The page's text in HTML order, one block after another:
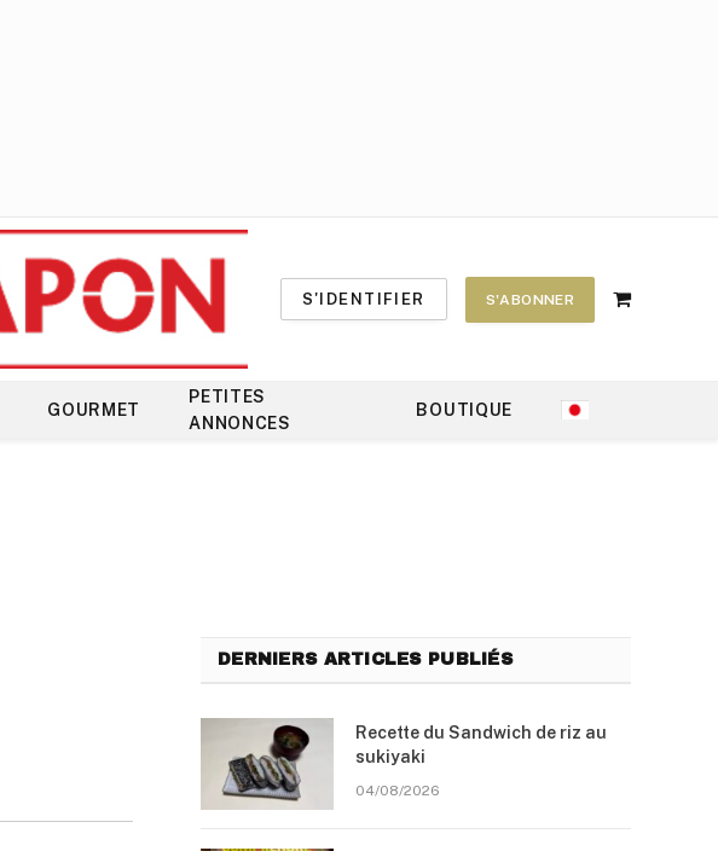
S'IDENTIFIER S'ABONNER
Shopping
GOURMET
PETITES
ANNONCES
BOUTIQUE
DERNIERS ARTICLES PUBLIÉS
Recette du Sandwich de riz au
sukiyaki
04/08/2026